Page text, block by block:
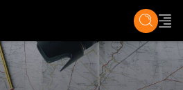
ÉLET TECH &